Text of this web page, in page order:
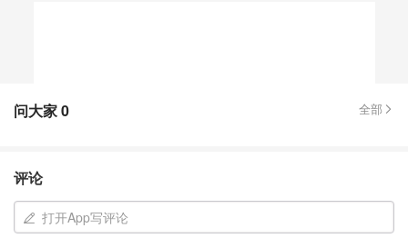
问大家0 全部
评论
打开App写评论